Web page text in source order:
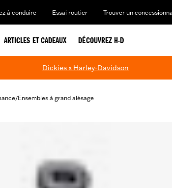
à conduire Essai routier Trouver un
ARTICLES ET CADEAUX DÉCOUVREZ H-D
Dickies x Harley-Davidson
/Ensembles à grand alésage